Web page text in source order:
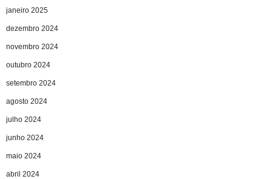
janeiro 2025
dezembro 2024
novembro 2024
outubro 2024
setembro 2024
agosto 2024
julho 2024
junho 2024
maio 2024
abril 2024